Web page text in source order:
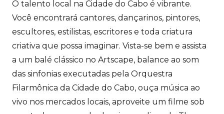
O talento local na Cidade do Cabo é vibrante.
Você encontrará cantores, dançarinos, pintores,
escultores, estilistas, escritores e toda criatura
criativa que possa imaginar. Vista-se bem e assista
a um balé clássico no Artscape, balance ao som
das sinfonias executadas pela Orquestra
Filarmônica da Cidade do Cabo, ouça música ao
vivo nos mercados locais, aproveite um filme sob